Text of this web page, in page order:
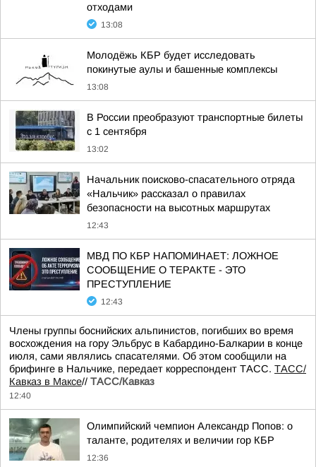
отходами
13:08
Молодёжь КБР будет исследовать
покинутые аулы и башенные комплексы
13:08
В России преобразуют транспортные билеты
с 1 сентября
13:02
Начальник поисково-спасательного отряда
«Нальчик» рассказал о правилах
безопасности на высотных маршрутах
12:43
МВД ПО КБР НАПОМИНАЕТ: ЛОЖНОЕ
СООБЩЕНИЕ О ТЕРАКТЕ - ЭТО
ПРЕСТУПЛЕНИЕ
12:43
Члены группы боснийских альпинистов, погибших во время
восхождения на гору Эльбрус в Кабардино-Балкарии в конце
июля, сами являлись спасателями. Об этом сообщили на
брифинге в Нальчике, передает корреспондент ТАСС. ТАСС/
Кавказ в Максе// ТАСС/Кавказ
12:40
Олимпийский чемпион Александр Попов: о
таланте, родителях и величии гор КБР
12:36